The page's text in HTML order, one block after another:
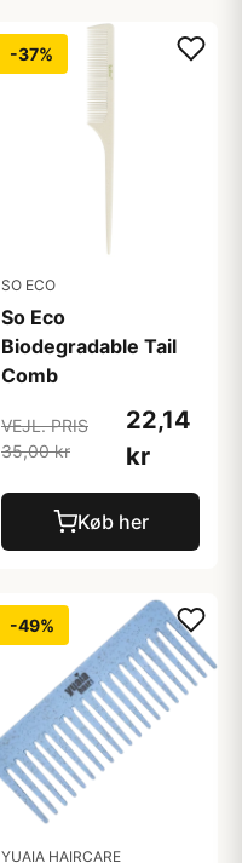
-37%
SO ECO
So Eco
Biodegradable Tail
Comb
VEJL. PRIS
35,00 kr
22,14
kr
Køb her
-49%
YUAIA HAIRCARE